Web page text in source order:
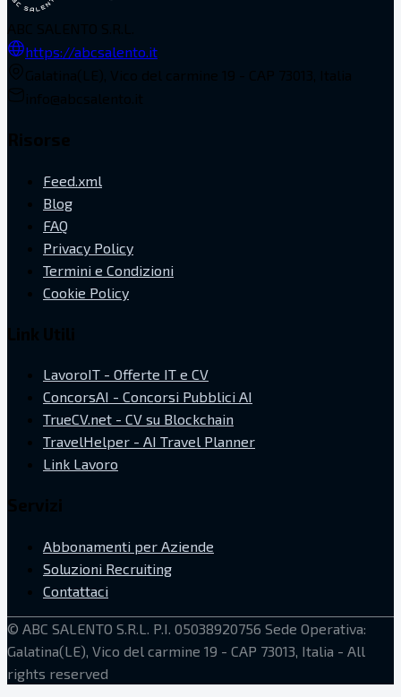
https://abcsalento.it
Feed.xml
Blog
FAQ
Privacy Policy
Termini e Condizioni
Cookie Policy
LavoroIT - Offerte IT e CV
ConcorsAI - Concorsi Pubblici AI
TrueCV.net - CV su Blockchain
TravelHelper - AI Travel Planner
Link Lavoro
Abbonamenti per Aziende
Soluzioni Recruiting
Contattaci
© ABC SALENTO S.R.L. P.I. 05038920756 Sede Operativa:
Galatina(LE), Vico del carmine 19 - CAP 73013, Italia - All
rights reserved